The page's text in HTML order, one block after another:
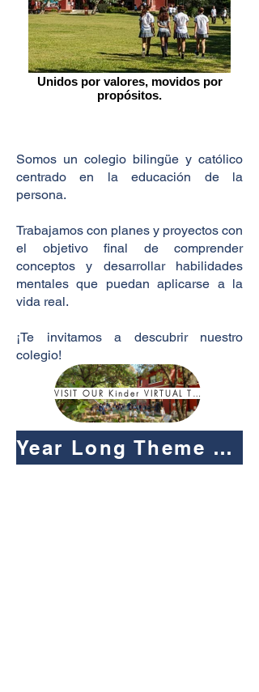
Unidos por valores, movidos por
propósitos.
Somos un colegio bilingüe y católico
centrado en la educación de la
persona.
Trabajamos con planes y proyectos con
el objetivo final de comprender
conceptos y desarrollar habilidades
mentales que puedan aplicarse a la
vida real.
¡Te invitamos a descubrir nuestro
colegio!
VISIT OUR Kinder VIRTUAL TOUR!
Year Long Theme 2026: OWNING OUR PATH